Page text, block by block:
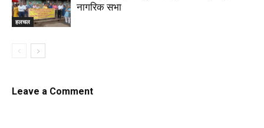
हलचल
नागरिक सभा
Leave a Comment